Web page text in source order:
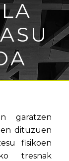
garatzen
dituzuen
fisikoen
tresnak